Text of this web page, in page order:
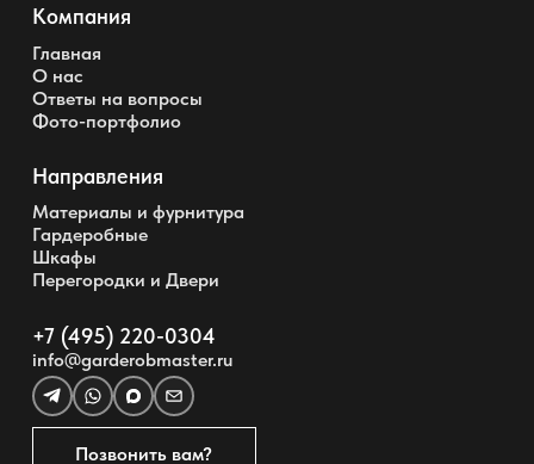
Компания
Главная
О нас
Ответы на вопросы
Фото-портфолио
Направления
Материалы и фурнитура
Гардеробные
Шкафы
Перегородки и Двери
+7 (495) 220-0304
info@garderobmaster.ru
Позвонить вам?